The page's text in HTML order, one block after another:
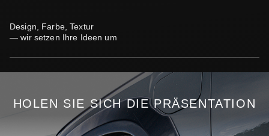
Design, Farbe, Textur
— wir setzen Ihre Ideen um
HOLEN SIE SICH DIE PRÄSENTATION